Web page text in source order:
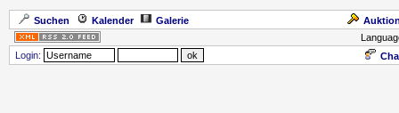
Suchen Kalender Galerie
Login: